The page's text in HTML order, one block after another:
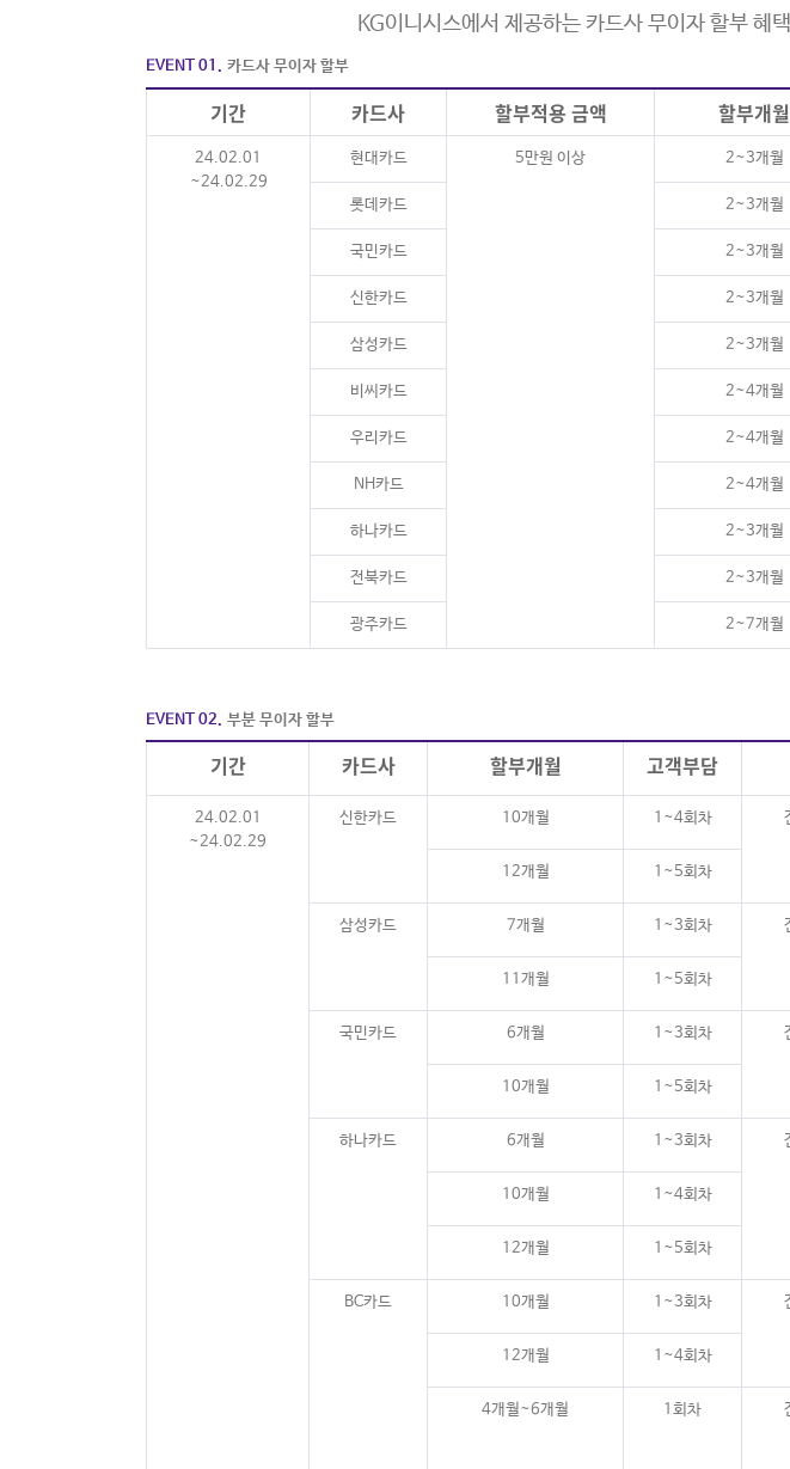
KG이니시스에서 제공하는 카드사 무이자 할부 혜
EVENT 01. 카드사 무이자 할부
기간 카드사 할부적용 금액 할부개월
24.02.01
~24.02.29
현대카드 5만원 이상 2~3개월
롯데카드 2~3개월
국민카드 2~3개월
신한카드 2~3개월
삼성카드 2~3개월
비씨카드 2~4개월
우리카드 2~4개월
NH카드 2~4개월
하나카드 2~3개월
전북카드 2~3개월
광주카드 2~7개월
EVENT 02. 부분 무이자 할부
기간 카드사 할부개월 고객부담
24.02.01
~24.02.29
신한카드 10개월 1~4회차
12개월 1~5회차
삼성카드 7개월 1~3회차
11개월 1~5회차
국민카드 6개월 1~3회차
10개월 1~5회차
하나카드 6개월 1~3회차
10개월 1~4회차
12개월 1~5회차
BC카드 10개월 1~3회차
12개월 1~4회차
4개월~6개월 1회차